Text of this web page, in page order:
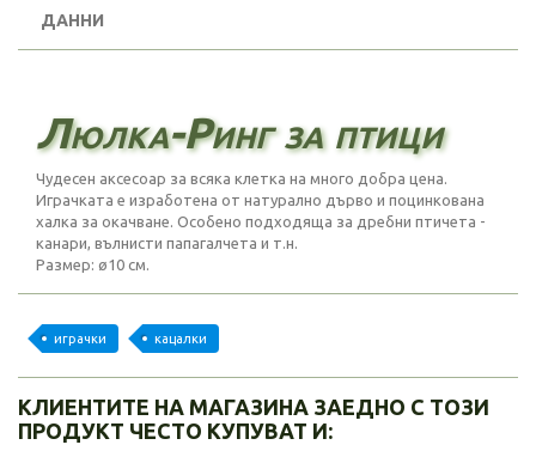
ДАННИ
Люлка-Ринг за птици
Чудесен аксесоар за всяка клетка на много добра цена.
Играчката е изработена от натурално дърво и поцинкована
халка за окачване. Особено подходяща за дребни птичета -
канари, вълнисти папагалчета и т.н.
Размер: ø10 см.
играчки кацалки
КЛИЕНТИТЕ НА МАГАЗИНА ЗАЕДНО С ТОЗИ
ПРОДУКТ ЧЕСТО КУПУВАТ И: